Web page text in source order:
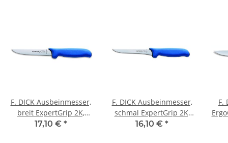
F. DICK Ausbeinmesser,
breit ExpertGrip 2K,
15cm
17,10 € *
F. DICK Ausbeinmesser,
schmal ExpertGrip 2K,
13cm, blau/schwarz
16,10 € *
F.